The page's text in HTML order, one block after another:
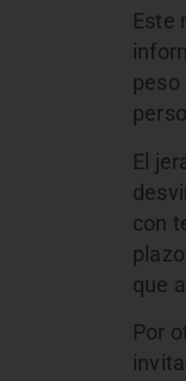
Este
peso
El
con
que
Por